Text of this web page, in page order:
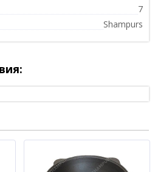
7
Shampurs